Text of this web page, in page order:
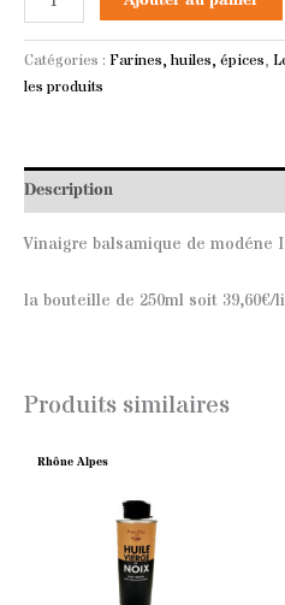
Catégories : Farines, huiles, épices,
les produits
Description
Vinaigre balsamique de modéne
la bouteille de 250ml soit 39,60€/
Produits similaires
Rhône Alpes